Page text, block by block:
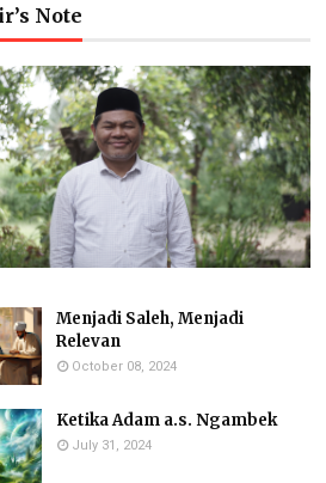
Note
Menjadi Saleh, Menjadi
Relevan
October 08, 2024
Ketika Adam a.s. Ngambek
July 31, 2024